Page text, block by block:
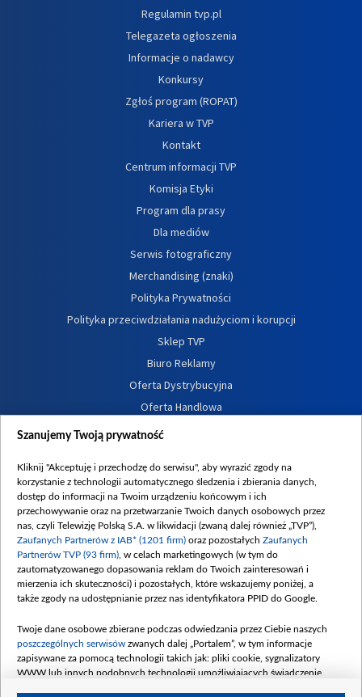
Regulamin tvp.pl
Telegazeta ogłoszenia
Informacje o nadawcy
Konkursy
Zgłoś program (ROPAT)
Kariera w TVP
Kontakt
Centrum informacji TVP
Komisja Etyki
Program dla prasy
Dla mediów
Serwis fotograficzny
Merchandising (znaki)
Polityka Prywatności
Polityka przeciwdziałania nadużyciom i korupcji
Sklep TVP
Biuro Reklamy
Oferta Dystrybucyjna
Oferta Handlowa
Dostępność
Procedura zgłoszeń wewnętrznych
Szanujemy Twoją prywatność
Kliknij "Akceptuję i przechodzę do serwisu", aby wyrazić zgody na
korzystanie z technologii automatycznego śledzenia i zbierania danych,
dostęp do informacji na Twoim urządzeniu końcowym i ich
przechowywanie oraz na przetwarzanie Twoich danych osobowych przez
nas, czyli Telewizję Polską S.A. w likwidacji (zwaną dalej również „TVP”),
Zaufanych Partnerów z IAB* (1201 firm) oraz pozostałych Zaufanych
Partnerów TVP (93 firm) , w celach marketingowych (w tym do
zautomatyzowanego dopasowania reklam do Twoich zainteresowań i
mierzenia ich skuteczności) i pozostałych, które wskazujemy poniżej, a
także zgody na udostępnianie przez nas identyfikatora PPID do Google.
Twoje dane osobowe zbierane podczas odwiedzania przez Ciebie naszych
poszczególnych serwisów zwanych dalej „Portalem”, w tym informacje
zapisywane za pomocą technologii takich jak: pliki cookie, sygnalizatory
WWW lub innych podobnych technologii umożliwiających świadczenie